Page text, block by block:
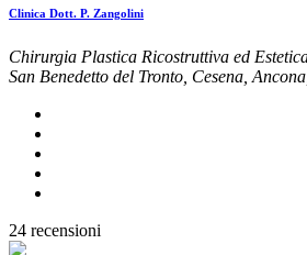
Clinica Dott. P. Zangolini
Chirurgia Plastica Ricostruttiva ed
San Benedetto del Tronto, Cesena,
24 recensioni